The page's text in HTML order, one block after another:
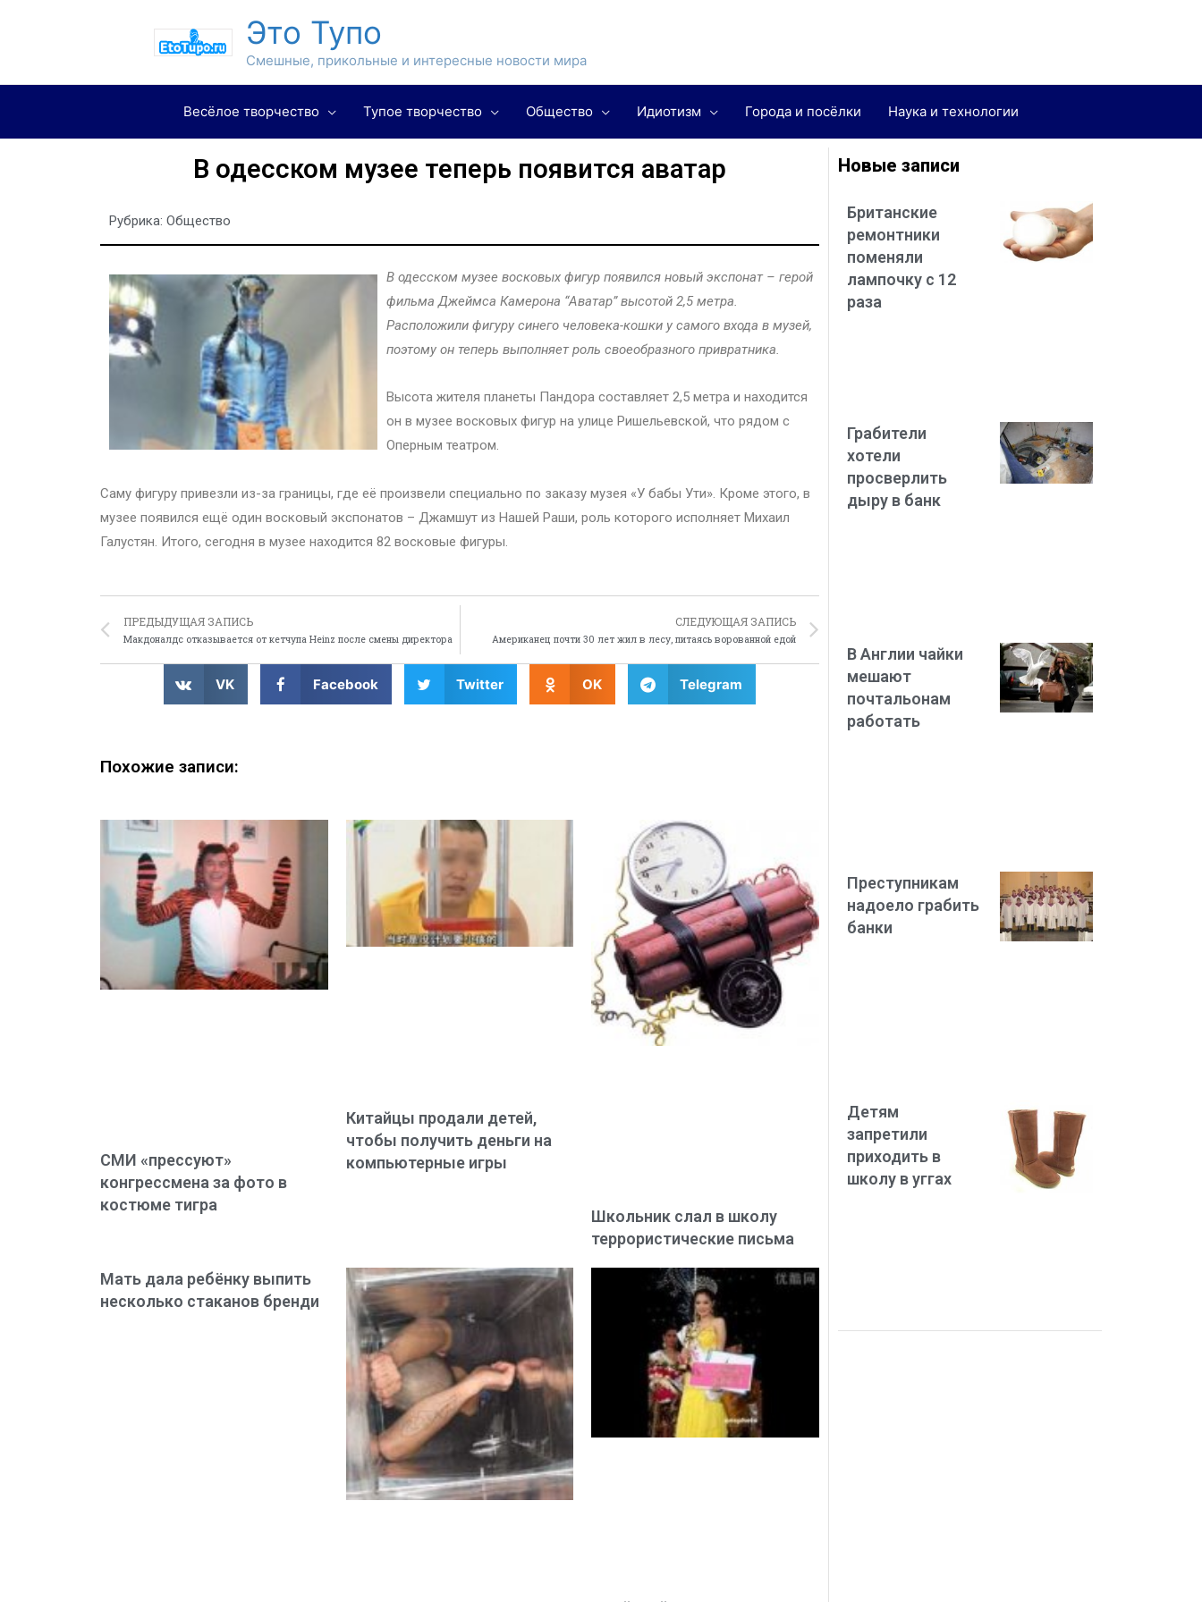
Это Тупо
Смешные, прикольные и интересные новости мира
Весёлое творчество Тупое творчество Общество Идиотизм Города и посёлки Наука и технологии
В одесском музее теперь появится аватар
Рубрика: Общество
В одесском музее восковых фигур появился новый экспонат – герой
фильма Джеймса Камерона “Аватар” высотой 2,5 метра.
Расположили фигуру синего человека-кошки у самого входа в музей,
поэтому он теперь выполняет роль своеобразного привратника.
Высота жителя планеты Пандора составляет 2,5 метра и находится
он в музее восковых фигур на улице Ришельевской, что рядом с
Оперным театром.
Саму фигуру привезли из-за границы, где её произвели специально по заказу музея «У бабы Ути». Кроме этого, в
музее появился ещё один восковый экспонатов – Джамшут из Нашей Раши, роль которого исполняет Михаил
Галустян. Итого, сегодня в музее находится 82 восковые фигуры.
ПРЕДЫДУЩАЯ ЗАПИСЬ
Макдоналдс отказывается от кетчупа Heinz после смены директора
СЛЕДУЮЩАЯ ЗАПИСЬ
Американец почти 30 лет жил в лесу, питаясь ворованной едой
VK Facebook Twitter OK Telegram
Похожие записи:
СМИ «прессуют»
конгрессмена за фото в
костюме тигра
Китайцы продали детей,
чтобы получить деньги на
компьютерные игры
Школьник слал в школу
террористические письма
Мать дала ребёнку выпить
несколько стаканов бренди
Новые записи
Британские
ремонтники
поменяли
лампочку с 12
раза
Грабители
хотели
просверлить
дыру в банк
В Англии чайки
мешают
почтальонам
работать
Преступникам
надоело грабить
банки
Детям
запретили
приходить в
школу в уггах